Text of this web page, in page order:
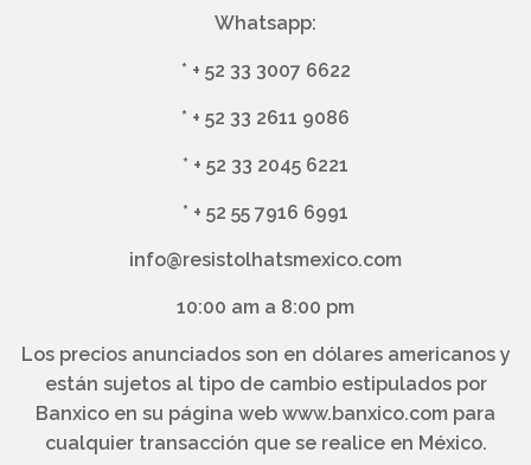
Whatsapp:
* + 52 33 3007 6622
* + 52 33 2611 9086
* + 52 33 2045 6221
* + 52 55 7916 6991
info@resistolhatsmexico.com
10:00 am a 8:00 pm
Los precios anunciados son en dólares americanos y
están sujetos al tipo de cambio estipulados por
Banxico en su página web www.banxico.com para
cualquier transacción que se realice en México.